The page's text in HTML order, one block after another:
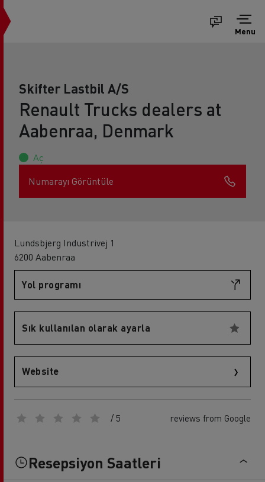
Menu
Skifter Lastbil A/S
Renault Trucks dealers at
Aabenraa, Denmark
Aç
Numarayı Görüntüle
Lundsbjerg Industrivej 1
6200 Aabenraa
Yol programı
Sık kullanılan olarak ayarla
Website
/ 5 reviews from Google
Resepsiyon Saatleri